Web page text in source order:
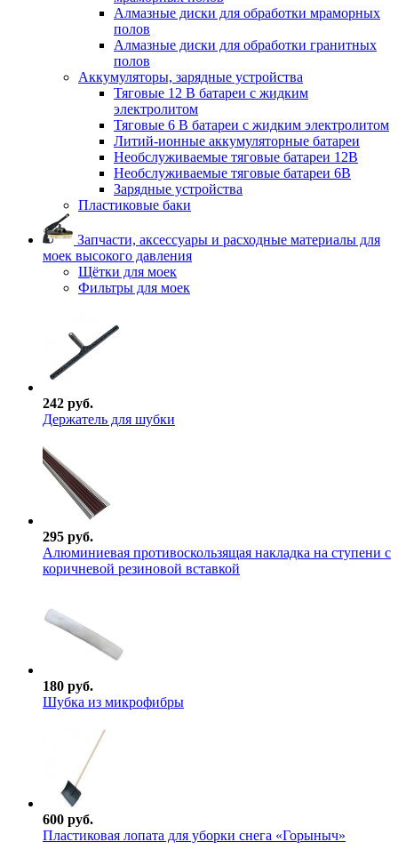
Алмазные диски для обработки мраморных
полов
Алмазные диски для обработки гранитных
полов
Аккумуляторы, зарядные устройства
Тяговые 12 В батареи с жидким
электролитом
Тяговые 6 В батареи с жидким электролитом
Литий-ионные аккумуляторные батареи
Необслуживаемые тяговые батареи 12В
Необслуживаемые тяговые батареи 6В
Зарядные устройства
Пластиковые баки
Запчасти, аксессуары и расходные материалы для
моек высокого давления
Щётки для моек
Фильтры для моек
242 руб.
Держатель для шубки
295 руб.
Алюминиевая противоскользящая накладка на ступени с
коричневой резиновой вставкой
180 руб.
Шубка из микрофибры
600 руб.
Пластиковая лопата для уборки снега «Горыныч»